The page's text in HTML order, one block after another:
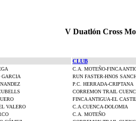
V Duatlón Cross
CLUB
C.A. MOTEÑO-FINCA
GARCIA RUN FASTER-HNOS
P.C. HERRADA-CRIPTANA
CORREMON TRAIL
FINCA ANTIGUA-EL
VALERO C.A.CUENCA-DOLOMIA
C.A. MOTEÑO